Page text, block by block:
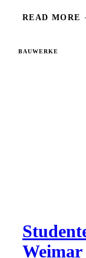
READ MORE
BAUWERKE
Weimar